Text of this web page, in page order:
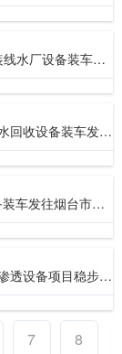
【川一股份】10T双级反渗透设备+450大桶水灌装线水厂设备装车发往河北深州
【川一股份】出口越南20T单级反渗透设备+5T浓水回收设备装车发往越南
【川一股份】90T单级反渗透设备+EDI超纯水设备装车发往烟台市莱山区
壶关县委书记亲临视察 川一水处理420吨超滤+反渗透设备项目稳步推进
7
8